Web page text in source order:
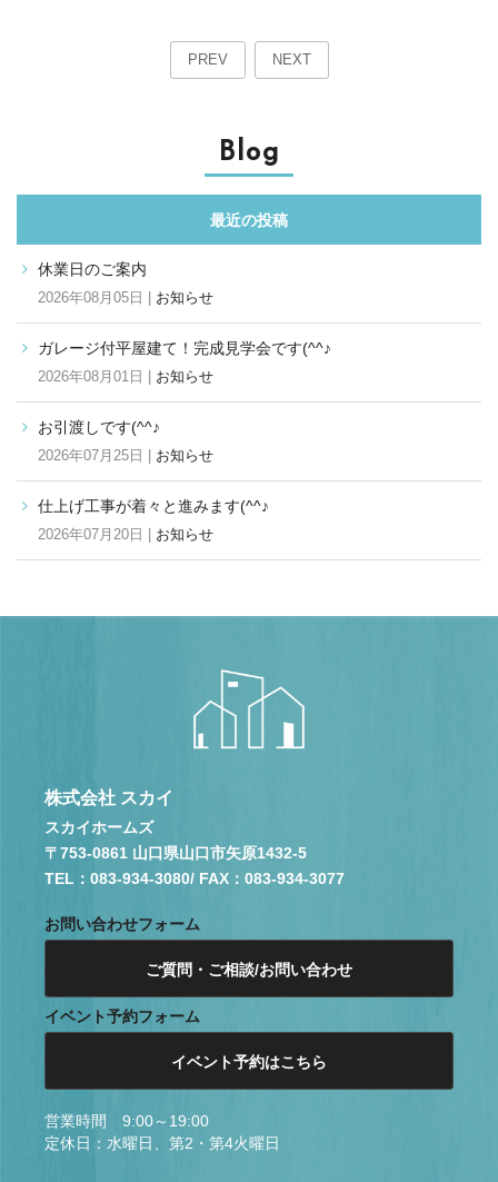
PREV NEXT
Blog
最近の投稿
休業日のご案内
2026年08月05日 | お知らせ
ガレージ付平屋建て！完成見学会です(^^♪
2026年08月01日 | お知らせ
お引渡しです(^^♪
2026年07月25日 | お知らせ
仕上げ工事が着々と進みます(^^♪
2026年07月20日 | お知らせ
株式会社 スカイ
スカイホームズ
〒753-0861 山口県山口市矢原1432-5
TEL：083-934-3080/ FAX：083-934-3077
お問い合わせフォーム
ご質問・ご相談/お問い合わせ
イベント予約フォーム
イベント予約はこちら
営業時間 9:00～19:00
定休日：水曜日、第2・第4火曜日